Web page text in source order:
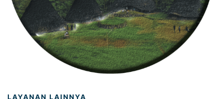
LAYANAN LAINNYA